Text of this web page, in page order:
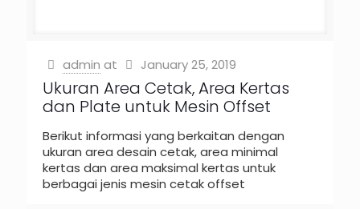
admin at January 25, 2019
Ukuran Area Cetak, Area Kertas
dan Plate untuk Mesin Offset
Berikut informasi yang berkaitan dengan
ukuran area desain cetak, area minimal
kertas dan area maksimal kertas untuk
berbagai jenis mesin cetak offset